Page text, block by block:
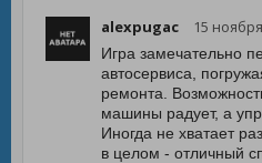
alexpugac 15
Игра замечательно
автосервиса,
ремонта.
машины радует, а
Иногда не хватает
в целом - отличный